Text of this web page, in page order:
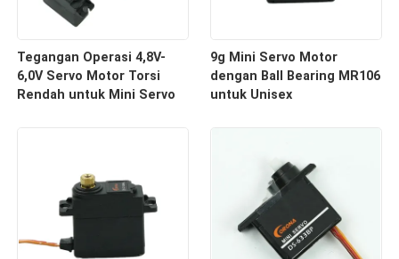
Tegangan Operasi 4,8V-
6,0V Servo Motor Torsi
Rendah untuk Mini Servo
9g Mini Servo Motor
dengan Ball Bearing MR106
untuk Unisex